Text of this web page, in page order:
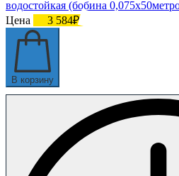
водостойкая (бобина
Цена
3 584₽
В корзину